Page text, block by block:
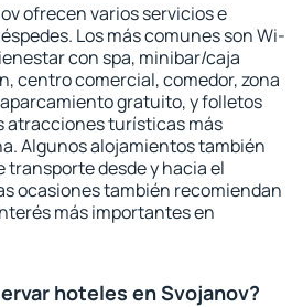
ofrecen varios servicios e
Los más comunes son Wi-
con spa, minibar/caja
centro comercial, comedor, zona
gratuito, y folletos
atracciones turísticas más
Algunos alojamientos también
desde y hacia el
ocasiones también recomiendan
más importantes en
hoteles en Svojanov?